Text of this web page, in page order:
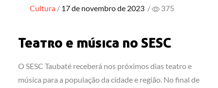
Cultura Posted
17 de novembro de 2023 / 375
Teatro e música no SESC
O SESC Taubaté receberá nos próximos dias teatro e
música para a população da cidade e região. No final de